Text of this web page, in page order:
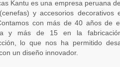
Kantu es una empresa peruana
y accesorios decorativos
con más de 40 años de
y más de 15 en la
lo que nos ha permitido
un diseño innovador.